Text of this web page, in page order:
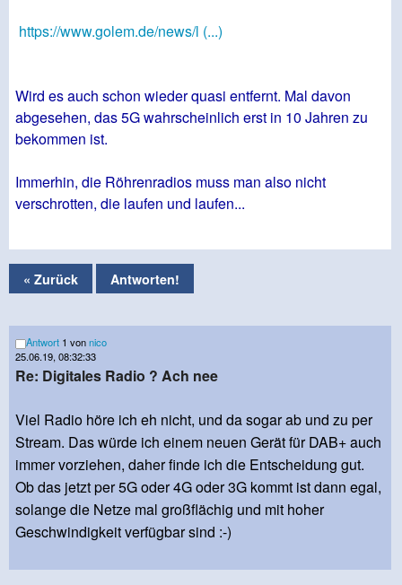
https://www.golem.de/news/l (...)
Wird es auch schon wieder quasi entfernt. Mal davon
abgesehen, das 5G wahrscheinlich erst in 10 Jahren zu
bekommen ist.
Immerhin, die Röhrenradios muss man also nicht
verschrotten, die laufen und laufen...
« Zurück Antworten!
Antwort 1 vonnico
25.06.19, 08:32:33
Re: Digitales Radio ? Ach nee
Viel Radio höre ich eh nicht, und da sogar ab und zu per
Stream. Das würde ich einem neuen Gerät für DAB+ auch
immer vorziehen, daher finde ich die Entscheidung gut.
Ob das jetzt per 5G oder 4G oder 3G kommt ist dann egal,
solange die Netze mal großflächig und mit hoher
Geschwindigkeit verfügbar sind :-)